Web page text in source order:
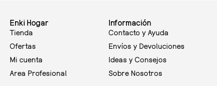
Enki Hogar
Tienda
Ofertas
Mi cuenta
Area Profesional
Información
Contacto y Ayuda
Envíos y Devoluciones
Ideas y Consejos
Sobre Nosotros